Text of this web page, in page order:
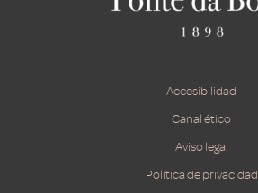
Accesibilidad
Canal ético
Aviso legal
Política de privacidad